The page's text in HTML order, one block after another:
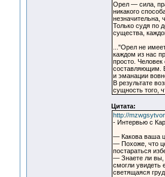
Орел — сила,
никакого
незначительна,
Только судя по
существа,
..."Орел не
каждом из нас
просто.
составляющим.
и эманации
В результате
сущность того,
Цитата:
http://
- Интервью с
— Какова ваша
— Похоже, что
постараться
— Знаете ли вы,
смогли увидеть
светящаяся